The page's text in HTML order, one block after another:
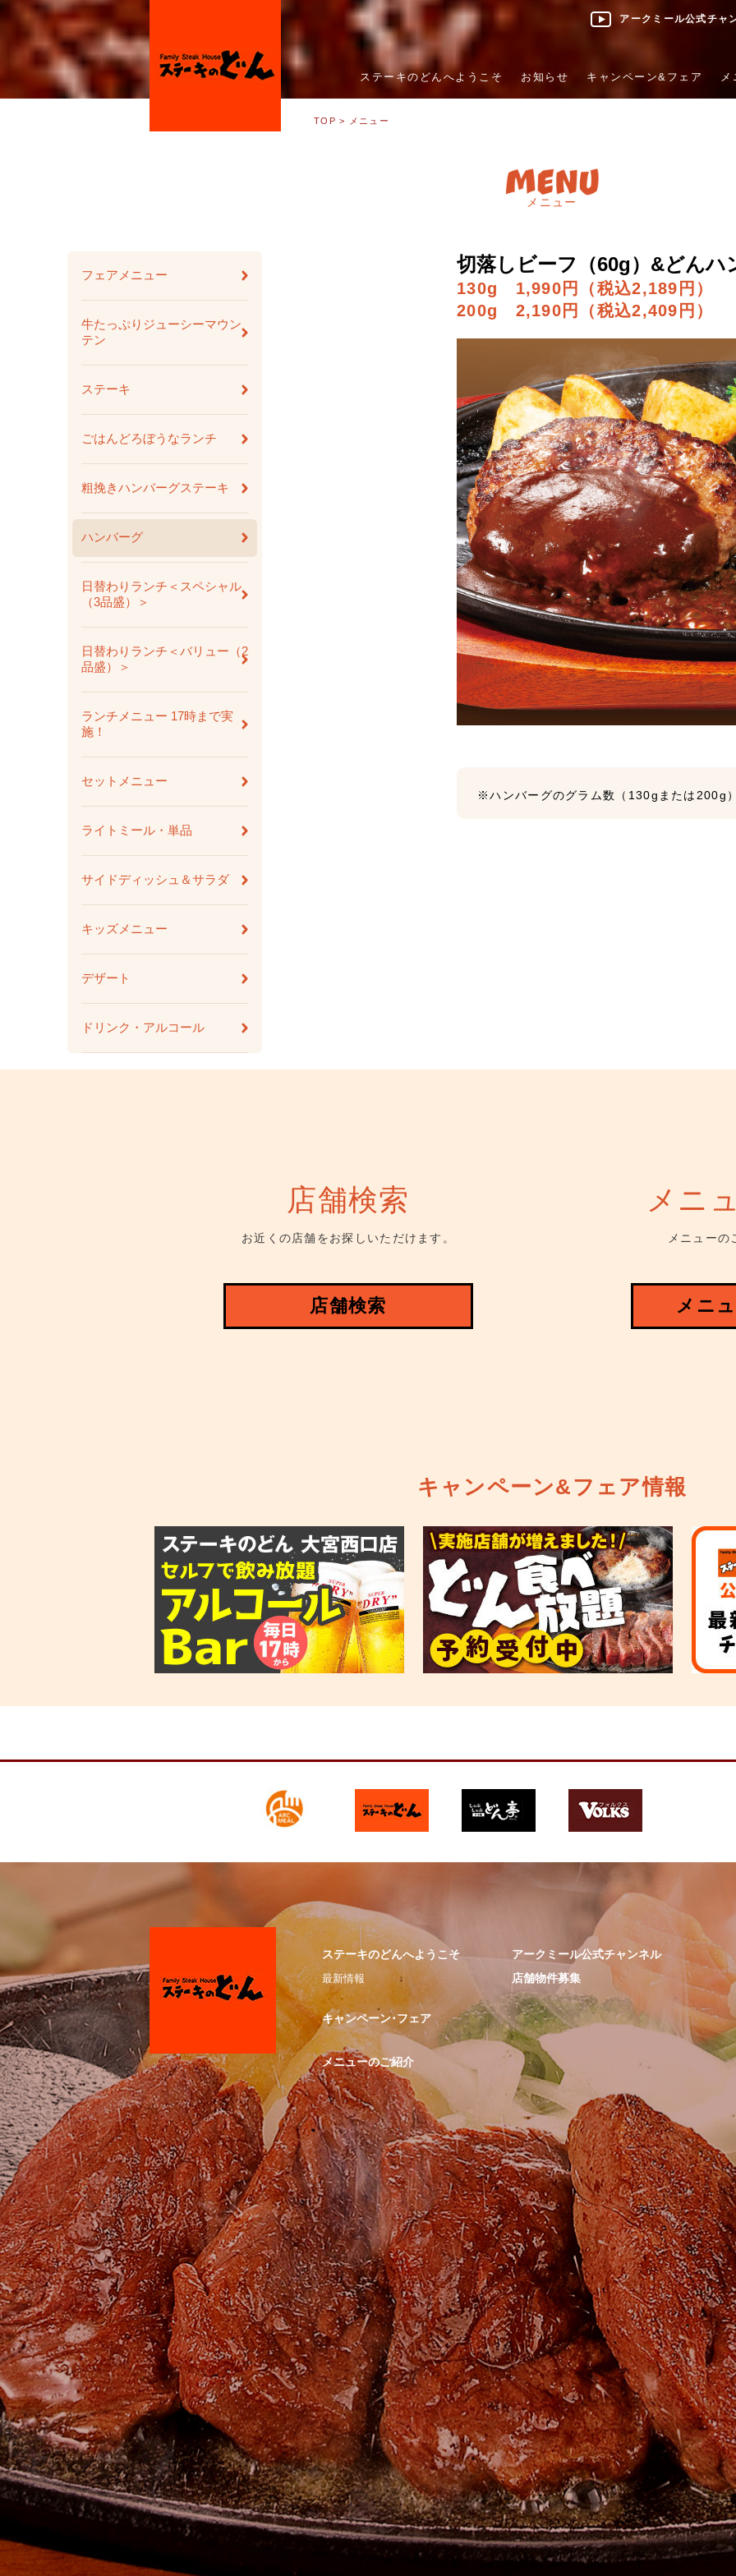
アークミール公式チャ
ステーキのどんへようこそ お知らせ キャンペーン&フェア メ
TOP > メニュー
メニュー
フェアメニュー
牛たっぷりジューシーマウン
テン
ステーキ
ごはんどろぼうなランチ
粗挽きハンバーグステーキ
ハンバーグ
日替わりランチ＜スペシャル
（3品盛）＞
日替わりランチ＜バリュー（2
品盛）＞
ランチメニュー 17時まで実
施！
セットメニュー
ライトミール・単品
サイドディッシュ＆サラダ
キッズメニュー
デザート
ドリンク・アルコール
切落しビーフ（60g）&どんハ
130g 1,990円（税込2,189円）
200g 2,190円（税込2,409円）
※ハンバーグのグラム数（130gまたは200g
メニ
メニューの
メニ
店舗検索
お近くの店舗をお探しいただけます。
店舗検索
キャンペーン&フェア情報
ステーキのどんへようこそ
最新情報
キャンペーン･フェア
メニューのご紹介
アークミール公式チャンネル
店舗物件募集